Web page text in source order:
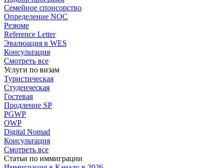
Семейное спонсорство
Определение NOC
Резюме
Reference Letter
Эвалюация в WES
Консультация
Смотреть все
Услуги по визам
Туристическая
Студенческая
Гостевая
Продление SP
PGWP
OWP
Digital Nomad
Консультация
Смотреть все
Статьи по иммиграции